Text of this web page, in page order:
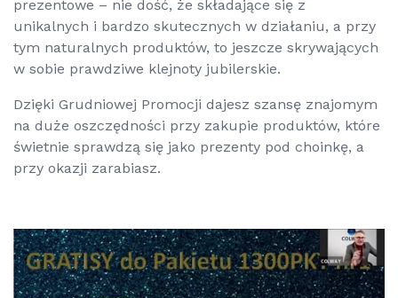
prezentowe – nie dość, że składające się z
unikalnych i bardzo skutecznych w działaniu, a przy
tym naturalnych produktów, to jeszcze skrywających
w sobie prawdziwe klejnoty jubilerskie.
Dzięki Grudniowej Promocji dajesz szansę znajomym
na duże oszczędności przy zakupie produktów, które
świetnie sprawdzą się jako prezenty pod choinkę, a
przy okazji zarabiasz.